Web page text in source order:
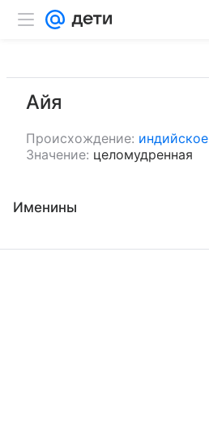
Айя
Происхождение: индийское
Значение: целомудренная
Именины